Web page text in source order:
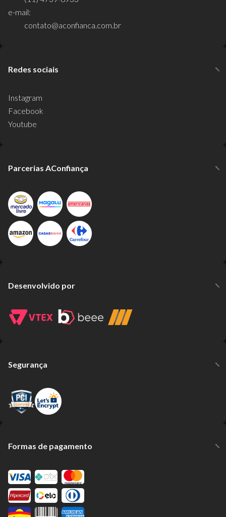
e-mail:
contato@aconfianca.com.br
Redes sociais
Instagram
Facebook
Youtube
Parcerias AConfiança
Desenvolvido por
Segurança
Formas de pagamento